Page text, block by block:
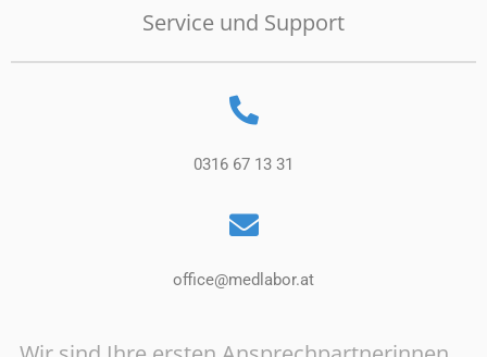
Service und Support
0316 67 13 31
office@medlabor.at